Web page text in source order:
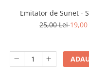
Emitator de Sunet -
25,00 Lei19,00